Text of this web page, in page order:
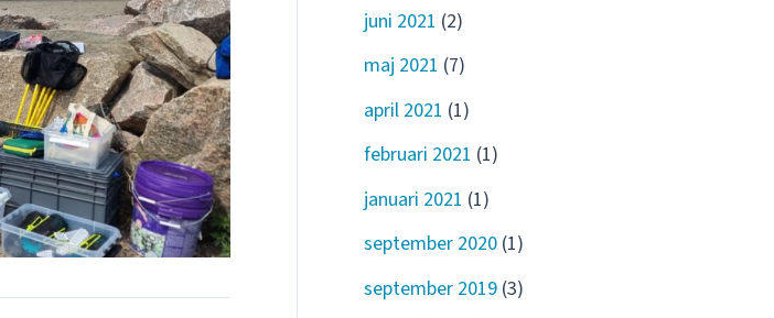
juni 2021 (2)
maj 2021 (7)
april 2021 (1)
februari 2021 (1)
januari 2021 (1)
september 2020 (1)
september 2019 (3)